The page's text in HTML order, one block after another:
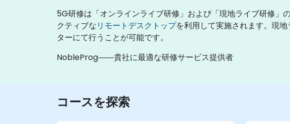
5G研修は「オンラインライブ研修」および「現地ライブ研修」
クティブなリモートデスクトップを利用して実施されます。現
ターにて行うことが可能です。
NobleProg――貴社に最適な研修サービス提供者
コースを探索